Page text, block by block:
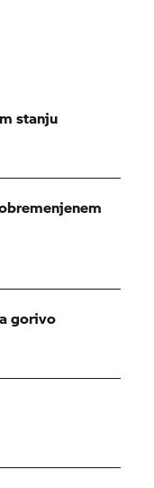
stanju
gorivo